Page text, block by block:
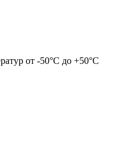
от -50°C до +50°C